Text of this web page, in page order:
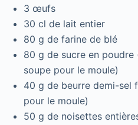
3 œufs
30 cl de lait entier
80 g de farine de blé
80 g de sucre en poudre
soupe pour le moule)
40 g de beurre demi-sel
pour le moule)
50 g de noisettes